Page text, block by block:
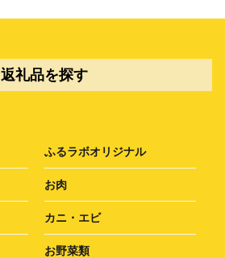
返礼品を探す
ふるラボオリジナル
お肉
カニ・エビ
お野菜類